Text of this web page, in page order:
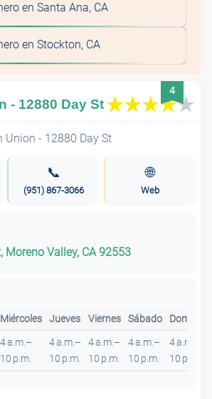
en Santa Ana, CA
en Stockton, CA
4
- 12880 Day St
📞
(951) 867-3066
🌐
Web
Moreno Valley, CA 92553
Miércoles Jueves Viernes Sábado Domingo
4 a.m.–
10 p.m.
4 a.m.–
10 p.m.
4 a.m.–
10 p.m.
4 a.m.–
10 p.m.
4 a.m.–
10 p.m.